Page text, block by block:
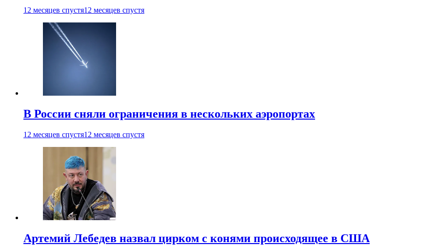
12 месяцев спустя12 месяцев спустя
В России сняли ограничения в нескольких аэропортах
12 месяцев спустя12 месяцев спустя
Артемий Лебедев назвал цирком с конями происходящее в США